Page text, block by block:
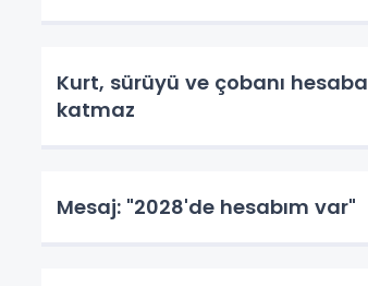
Kurt, sürüyü ve çobanı hesaba
katmaz
Mesaj: "2028'de hesabım var"